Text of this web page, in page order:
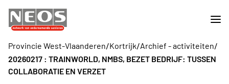
Provincie West-Vlaanderen/Kortrijk/Archief - activiteiten/
20260217 : TRAINWORLD, NMBS, BEZET BEDRIJF: TUSSEN
COLLABORATIE EN VERZET